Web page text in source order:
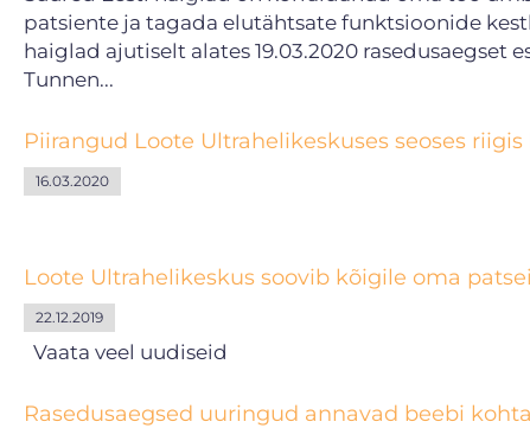
patsiente ja tagada elutähtsate funktsioonide
haiglad ajutiselt alates 19.03.2020
Tunnen...
Piirangud Loote Ultrahelikeskuses seoses
16.03.2020
Loote Ultrahelikeskus soovib kõigile oma
22.12.2019
Vaata veel uudiseid
Rasedusaegsed uuringud annavad beebi